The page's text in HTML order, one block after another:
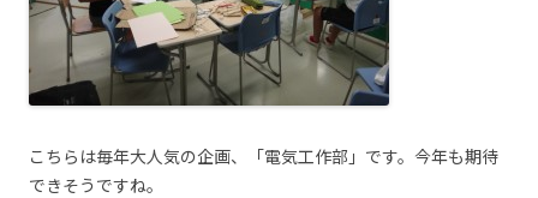
こちらは毎年大人気の企画、「電気工作部」です。今年も期待
できそうですね。